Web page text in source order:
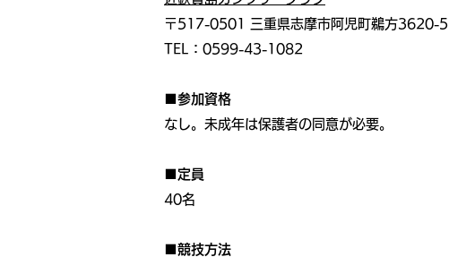
〒517-0501 三重県志摩市阿児町鵜方3620-5
TEL：0599-43-1082
■参加資格
なし。未成年は保護者の同意が必要。
■定員
40名
■競技方法